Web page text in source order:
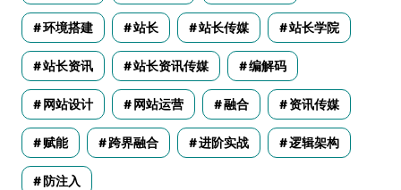
环境搭建 站长 站长传媒 站长学院
站长资讯 站长资讯传媒 编解码
网站设计 网站运营 融合 资讯传媒
赋能 跨界融合 进阶实战 逻辑架构
防注入